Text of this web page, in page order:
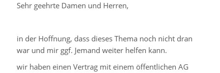
Sehr geehrte Damen und Herren,
in der Hoffnung, dass dieses Thema noch nicht dran
war und mir ggf. Jemand weiter helfen kann.
wir haben einen Vertrag mit einem öffentlichen AG